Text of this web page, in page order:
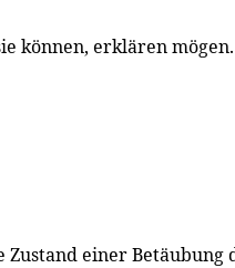
können, erklären mögen.
einer Betäubung